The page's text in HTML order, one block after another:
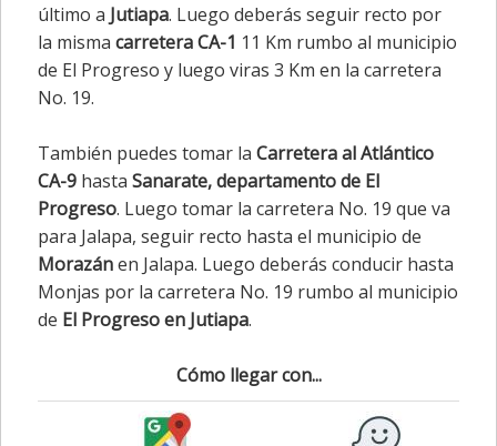
último a Jutiapa. Luego deberás seguir recto por
la misma carretera CA-1 11 Km rumbo al municipio
de El Progreso y luego viras 3 Km en la carretera
No. 19.
También puedes tomar la Carretera al Atlántico
CA-9hasta Sanarate, departamento de El
Progreso. Luego tomar la carretera No. 19 que va
para Jalapa, seguir recto hasta el municipio de
Morazánen Jalapa. Luego deberás conducir hasta
Monjas por la carretera No. 19 rumbo al municipio
de El Progreso en Jutiapa.
Cómo llegar con...